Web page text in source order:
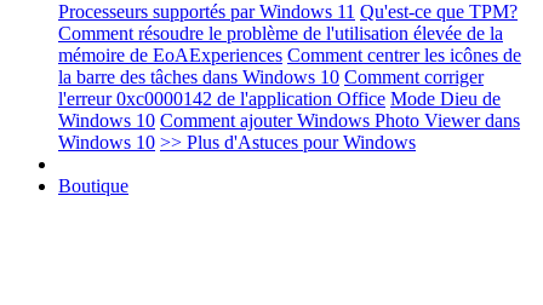
Processeurs supportés par Windows 11 Qu'est-ce que TPM?
Comment résoudre le problème de l'utilisation élevée de la
mémoire de EoAExperiences Comment centrer les icônes de
la barre des tâches dans Windows 10 Comment corriger
l'erreur 0xc0000142 de l'application Office Mode Dieu de
Windows 10 Comment ajouter Windows Photo Viewer dans
Windows 10 >> Plus d'Astuces pour Windows
Boutique